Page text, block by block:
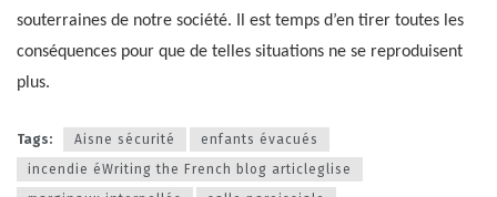
souterraines de notre société. Il est temps d’en tirer toutes les
conséquences pour que de telles situations ne se reproduisent
plus.
Tags: Aisne sécurité
enfants évacués
incendie éWriting the French blog articleglise